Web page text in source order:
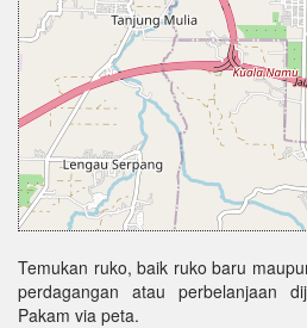
Temukan ruko, baik ruko baru
perdagangan atau perbelanjaan
Pakam via peta.